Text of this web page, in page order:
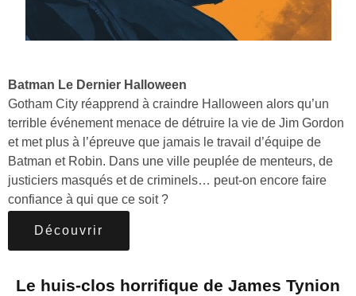
Batman Le Dernier Halloween
Gotham City réapprend à craindre Halloween alors qu’un
terrible événement menace de détruire la vie de Jim Gordon
et met plus à l’épreuve que jamais le travail d’équipe de
Batman et Robin. Dans une ville peuplée de menteurs, de
justiciers masqués et de criminels… peut-on encore faire
confiance à qui que ce soit ?
Découvrir
Le huis-clos horrifique de James Tynion